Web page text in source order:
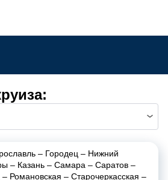
– Городец – Нижний
– Казань – Самара – Саратов –
– Романовская – Старочеркасская –